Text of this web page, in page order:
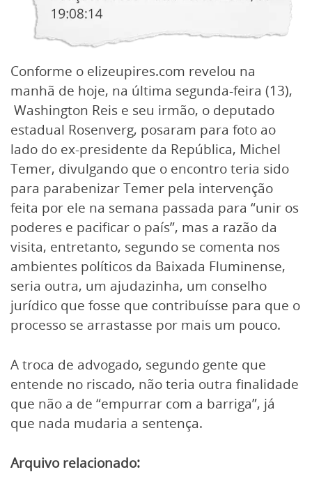
Conforme o elizeupires.com revelou na
manhã de hoje, na última segunda-feira (13),
Washington Reis e seu irmão, o deputado
estadual Rosenverg, posaram para foto ao
lado do ex-presidente da República, Michel
Temer, divulgando que o encontro teria sido
para parabenizar Temer pela intervenção
feita por ele na semana passada para “unir os
poderes e pacificar o país”, mas a razão da
visita, entretanto, segundo se comenta nos
ambientes políticos da Baixada Fluminense,
seria outra, um ajudazinha, um conselho
jurídico que fosse que contribuísse para que o
processo se arrastasse por mais um pouco.
A troca de advogado, segundo gente que
entende no riscado, não teria outra finalidade
que não a de “empurrar com a barriga”, já
que nada mudaria a sentença.
Arquivo relacionado: